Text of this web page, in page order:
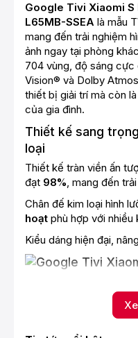
Google Tivi Xiaomi S
L65MB-SSEA là mẫu
mang đến trải nghiệm
ảnh ngay tại phòng
704 vùng, độ sáng cực
Vision® và Dolby
thiết bị giải trí mà còn
của gia đình.
Thiết kế sang
loại
Thiết kế tràn viền ấn
đạt 98%, mang đến
Chân đế kim loại hình
hoạt phù hợp với nhiều
Kiểu dáng hiện đại,
Công nghệ màn
704 vùng sáng độc